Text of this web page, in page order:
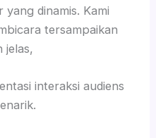
dinamis. Kami
tersampaikan
jelas,
interaksi audiens